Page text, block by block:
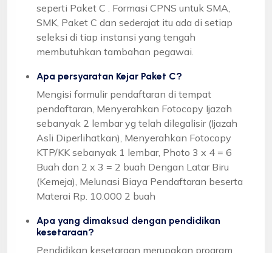
seperti Paket C . Formasi CPNS untuk SMA,
SMK, Paket C dan sederajat itu ada di setiap
seleksi di tiap instansi yang tengah
membutuhkan tambahan pegawai.
Apa persyaratan Kejar Paket C?
Mengisi formulir pendaftaran di tempat
pendaftaran, Menyerahkan Fotocopy Ijazah
sebanyak 2 lembar yg telah dilegalisir (Ijazah
Asli Diperlihatkan), Menyerahkan Fotocopy
KTP/KK sebanyak 1 lembar, Photo 3 x 4 = 6
Buah dan 2 x 3 = 2 buah Dengan Latar Biru
(Kemeja), Melunasi Biaya Pendaftaran beserta
Materai Rp. 10.000 2 buah
Apa yang dimaksud dengan pendidikan
kesetaraan?
Pendidikan kesetaraan merupakan program